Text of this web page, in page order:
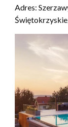
Adres: